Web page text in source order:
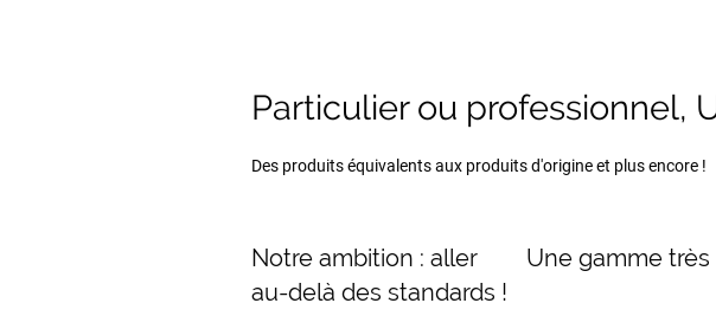
Particulier ou professionnel,
Des produits équivalents aux produits d'origine et plus encore !
Notre ambition : aller
au-delà des standards !
Une gamme très